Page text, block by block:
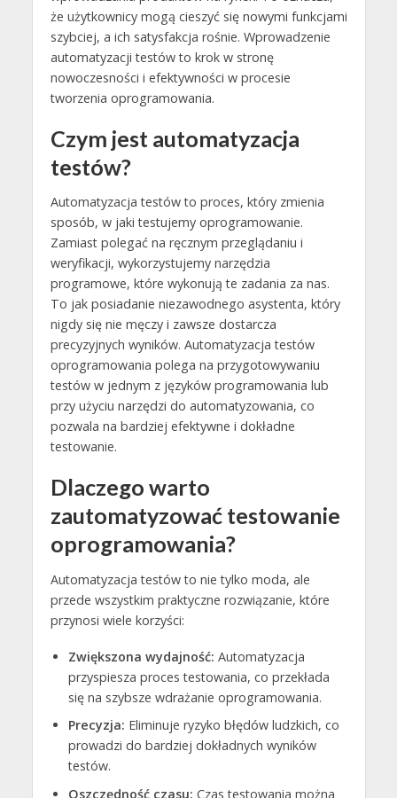
że użytkownicy mogą cieszyć się nowymi funkcjami
szybciej, a ich satysfakcja rośnie. Wprowadzenie
automatyzacji testów to krok w stronę
nowoczesności i efektywności w procesie
tworzenia oprogramowania.
Czym jest automatyzacja
testów?
Automatyzacja testów to proces, który zmienia
sposób, w jaki testujemy oprogramowanie.
Zamiast polegać na ręcznym przeglądaniu i
weryfikacji, wykorzystujemy narzędzia
programowe, które wykonują te zadania za nas.
To jak posiadanie niezawodnego asystenta, który
nigdy się nie męczy i zawsze dostarcza
precyzyjnych wyników. Automatyzacja testów
oprogramowania polega na przygotowywaniu
testów w jednym z języków programowania lub
przy użyciu narzędzi do automatyzowania, co
pozwala na bardziej efektywne i dokładne
testowanie.
Dlaczego warto
zautomatyzować testowanie
oprogramowania?
Automatyzacja testów to nie tylko moda, ale
przede wszystkim praktyczne rozwiązanie, które
przynosi wiele korzyści:
Zwiększona wydajność: Automatyzacja
przyspiesza proces testowania, co przekłada
się na szybsze wdrażanie oprogramowania.
Precyzja: Eliminuje ryzyko błędów ludzkich, co
prowadzi do bardziej dokładnych wyników
testów.
Oszczędność czasu: Czas testowania można